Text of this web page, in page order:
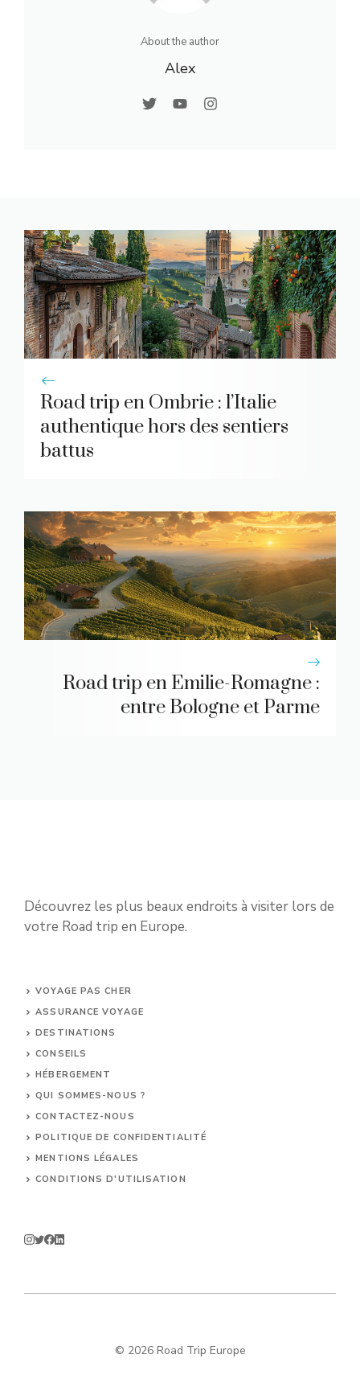
About the author
Alex
Road trip en Ombrie : l’Italie
authentique hors des sentiers
battus
Road trip en Emilie-Romagne :
entre Bologne et Parme
Découvrez les plus beaux endroits à visiter lors de
votre Road trip en Europe.
VOYAGE PAS CHER
ASSURANCE VOYAGE
DESTINATIONS
CONSEILS
HÉBERGEMENT
QUI SOMMES-NOUS ?
CONTACTEZ-NOUS
POLITIQUE DE CONFIDENTIALITÉ
MENTIONS LÉGALES
CONDITIONS D'UTILISATION
© 2026 Road Trip Europe